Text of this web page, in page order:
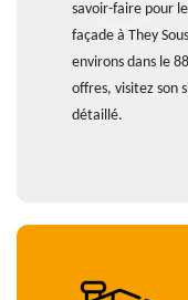
savoir-faire pour
façade à They
environs dans le
offres, visitez son
détaillé.